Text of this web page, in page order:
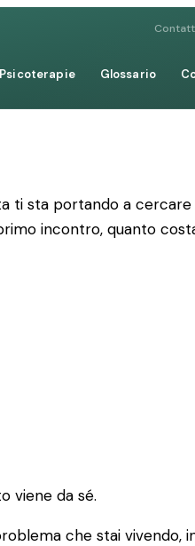
Psicoterapie Glossario
ti sta portando a
incontro, quanto
viene da sé.
che stai vivendo,